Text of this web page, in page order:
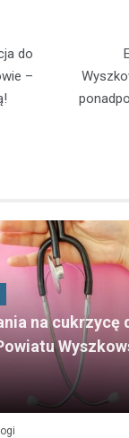
do
–
na cukrzycę